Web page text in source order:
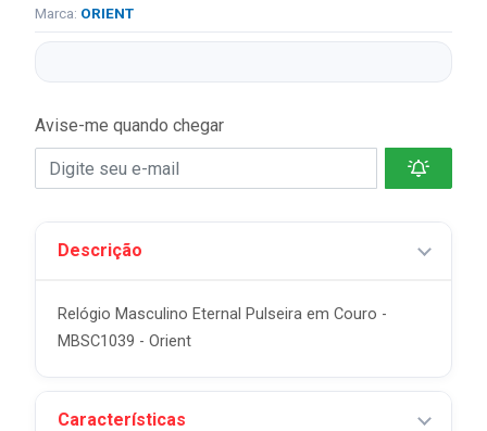
Marca: ORIENT
Avise-me quando chegar
Descrição
Relógio Masculino Eternal Pulseira em Couro -
MBSC1039 - Orient
Características